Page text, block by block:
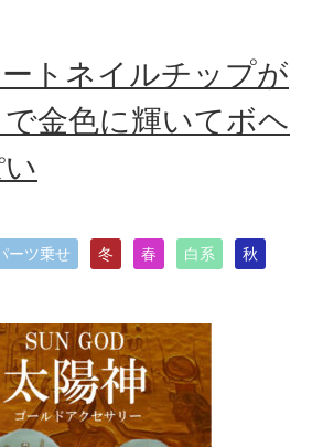
トネイルチップが
金色に輝いてボヘ
ーツ乗せ 冬 春 白系 秋